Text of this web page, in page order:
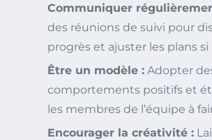
Communiquer
des réunions de suivi pour
progrès et ajuster les plans si
Être un modèle : Adopter
comportements positifs et
les membres de l’équipe à
Encourager la créativité :